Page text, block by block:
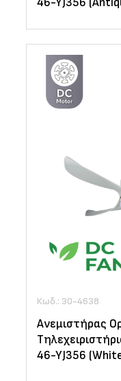
46-YJ356
Κωδ.: 30-4638
Ανεμιστήρας
46-YJ356